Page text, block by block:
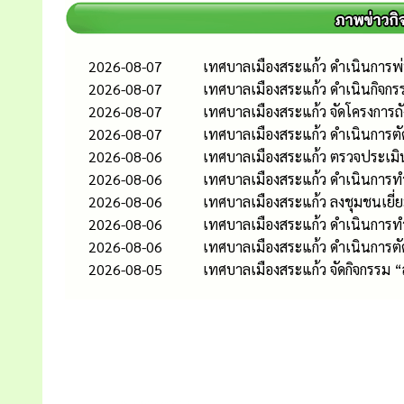
2026-08-07
เทศบาลเมืองสระแก้ว ดำเนินกา
2026-08-07
เทศบาลเมืองสระแก้ว ดำเนินกิจ
2026-08-07
เทศบาลเมืองสระแก้ว จัดโครงกา
2026-08-07
เทศบาลเมืองสระแก้ว ดำเนินการ
2026-08-06
เทศบาลเมืองสระแก้ว ตรวจประ
2026-08-06
เทศบาลเมืองสระแก้ว ดำเนินการ
2026-08-06
เทศบาลเมืองสระแก้ว ลงชุมชนเยี่
2026-08-06
เทศบาลเมืองสระแก้ว ดำเนินการ
2026-08-06
เทศบาลเมืองสระแก้ว ดำเนินการ
2026-08-05
เทศบาลเมืองสระแก้ว จัดกิจกรร